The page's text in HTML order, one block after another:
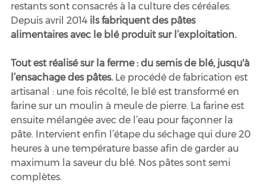
restants sont consacrés à la culture des céréales.
Depuis avril 2014 ils fabriquent des pâtes
alimentaires avec le blé produit sur l’exploitation.
Tout est réalisé sur la ferme : du semis de blé, jusqu'à
l’ensachage des pâtes. Le procédé de fabrication est
artisanal : une fois récolté, le blé est transformé en
farine sur un moulin à meule de pierre. La farine est
ensuite mélangée avec de l’eau pour façonner la
pâte. Intervient enfin l’étape du séchage qui dure 20
heures à une température basse afin de garder au
maximum la saveur du blé. Nos pâtes sont semi
complètes.